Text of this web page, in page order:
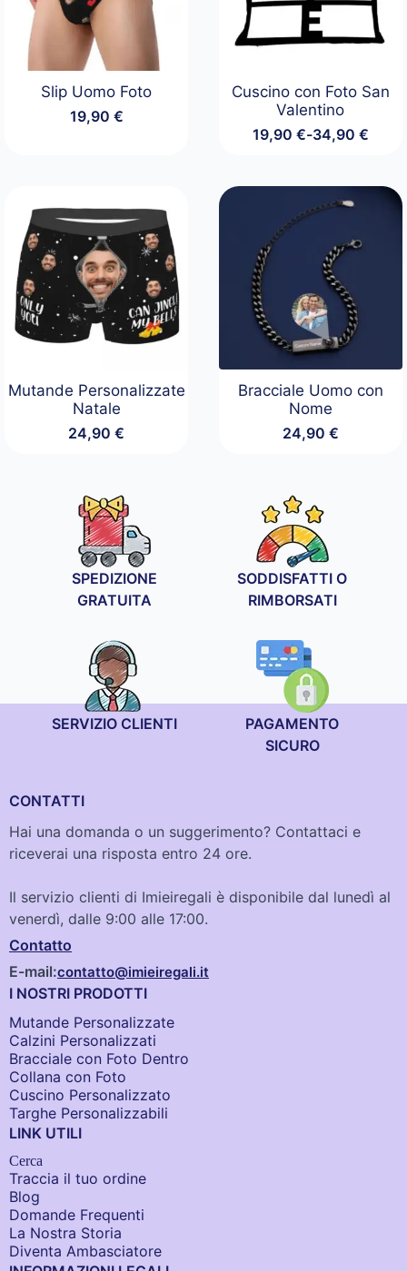
Slip Uomo Foto
19,90 €
Cuscino con Foto San
Valentino
19,90 €-34,90 €
Fascia
19,90 €
34,90 €
Mutande Personalizzate
Natale
24,90€
Bracciale Uomo con
Nome
24,90 €
SPEDIZIONE
GRATUITA
SODDISFATTI O
RIMBORSATI
SERVIZIO CLIENTI
PAGAMENTO
SICURO
CONTATTI
Hai una domanda o un suggerimento? Contattaci e
riceverai una risposta entro 24 ore.
Il servizio clienti di Imieiregali è disponibile dal lunedì al
venerdì, dalle 9:00 alle 17:00.
Contatto
E-mail:contatto@imieiregali.it
I NOSTRI PRODOTTI
Mutande Personalizzate
Calzini Personalizzati
Bracciale con Foto Dentro​
Collana con Foto
Cuscino Personalizzato
Targhe Personalizzabili
LINK UTILI
Cerca
Traccia il tuo ordine
Blog
Domande Frequenti
La Nostra Storia
Diventa Ambasciatore